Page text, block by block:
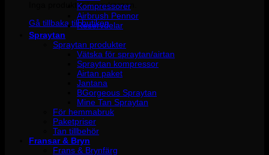
Inga produkter i varukorgen.
Gå tillbaka till butiken
Kompressorer
Airbrush Pennor
Reservdelar
Spraytan
Spraytan produkter
Vätska för spraytan/airtan
Spraytan kompressor
Airtan paket
Jantana
BGorgeous Spraytan
Mine Tan Spraytan
För hemmabruk
Paketpriser
Tan tillbehör
Fransar & Bryn
Frans & Brynfärg